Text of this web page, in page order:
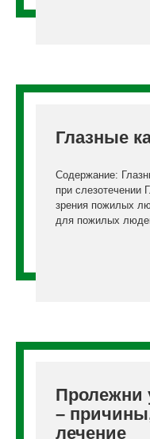
Глазные
Содержание:
при слезотечении
зрения пожилых
для пожилых
Пролежни
–
лечение